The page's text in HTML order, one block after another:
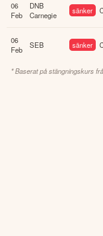
06
Feb
DNB
Carnegie
sänker
06
Feb
SEB sänker
* Baserat på stängningskurs